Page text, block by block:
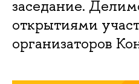
заседание.
открытиями
организаторов